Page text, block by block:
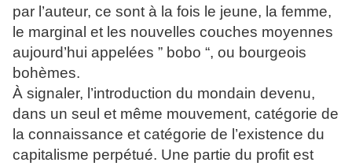
par l’auteur, ce sont à la fois le jeune, la femme,
le marginal et les nouvelles couches moyennes
aujourd’hui appelées ” bobo “, ou bourgeois
bohèmes.
À signaler, l’introduction du mondain devenu,
dans un seul et même mouvement, catégorie de
la connaissance et catégorie de l’existence du
capitalisme perpétué. Une partie du profit est